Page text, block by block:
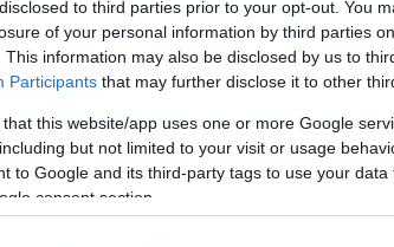
to third parties prior to your opt-out. You
of your personal information by third parties
This information may also be disclosed by us to
Participants that may further disclose it to other
that this website/app uses one or more Google
but not limited to your visit or usage
to Google and its third-party tags to use your
consent section.
του Ολυμπιακού,
στη γοητεία του. Όμως θα
να συνεχιστεί η